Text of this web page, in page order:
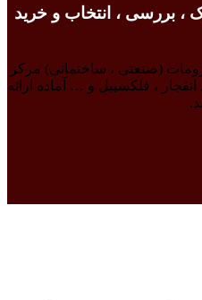
، بررسی ، انتخاب و خرید
(صنعتی ، ساختمانی) مرکز
، فلکسیبل و … آماده ارائه